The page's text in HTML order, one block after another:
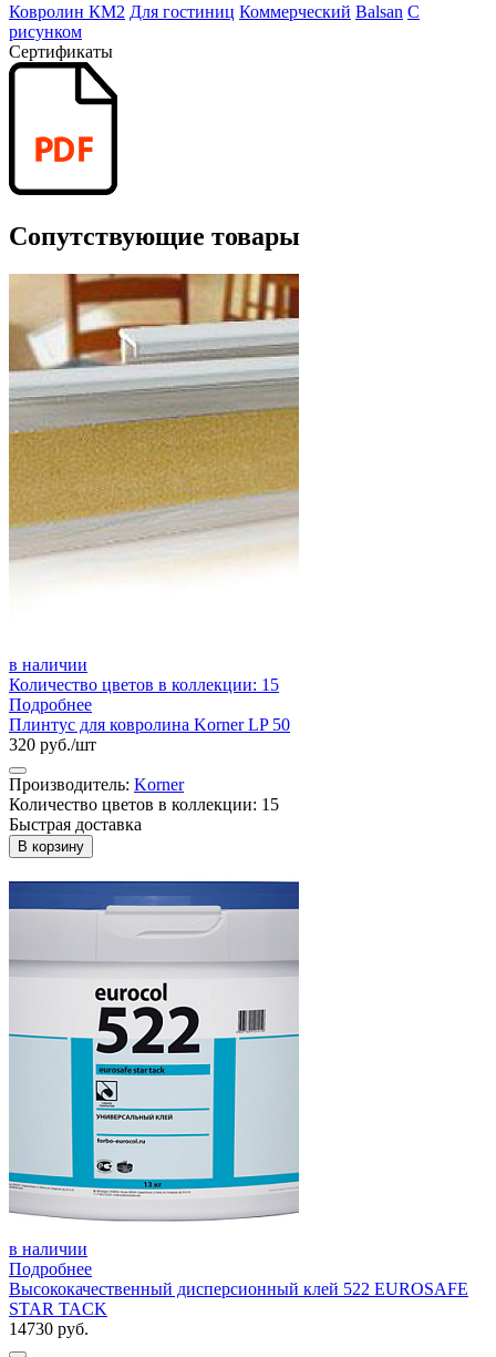
Ковролин КМ2 Для гостиниц Коммерческий Balsan С
рисунком
Сертификаты
Сопутствующие товары
в наличии
Количество цветов в коллекции: 15
Подробнее
Плинтус для ковролина Korner LP 50
320 руб./шт
Производитель: Korner
Количество цветов в коллекции: 15
Быстрая доставка
В корзину
в наличии
Подробнее
Высококачественный дисперсионный клей 522 EUROSAFE
STAR TACK
14730 руб.